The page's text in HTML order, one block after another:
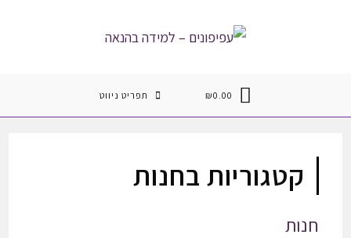
₪0.00 תפריט ניווט
קטגוריות בחנות
חנות